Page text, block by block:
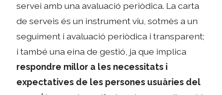
servei amb una avaluació periòdica. La carta
de serveis és un instrument viu, sotmès a un
seguiment i avaluació periòdica i transparent;
i també una eina de gestió, ja que implica
respondre millor a les necessitats i
expectatives de les persones usuàries del